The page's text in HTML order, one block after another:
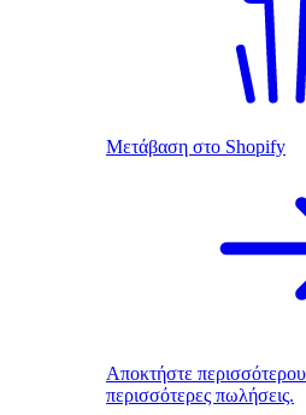
Μετάβαση στο Shopify
Αποκτήστε
περισσότερες πωλήσεις.